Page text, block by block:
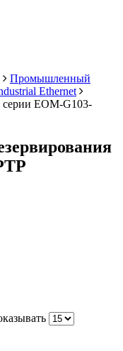
Промышленный
Ethernet
серии EOM-G103-